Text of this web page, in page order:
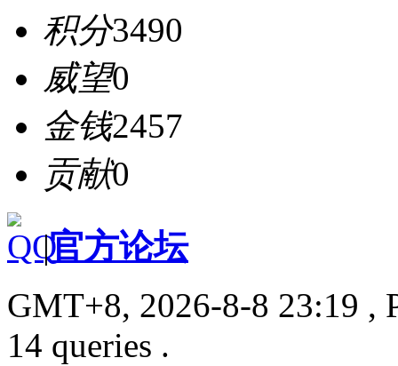
积分3490
威望0
金钱2457
贡献0
|官方论坛
GMT+8, 2026-8-8 23:19 ,
14 queries .